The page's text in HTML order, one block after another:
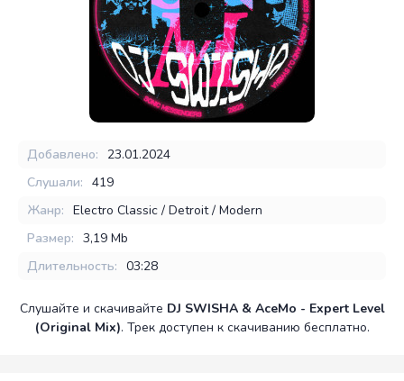
Добавлено:
23.01.2024
Слушали: 419
Жанр: Electro Classic / Detroit / Modern
Размер: 3,19 Mb
Длительность: 03:28
Слушайте и скачивайте DJ SWISHA & AceMo - Expert Level
(Original Mix). Трек доступен к скачиванию бесплатно.